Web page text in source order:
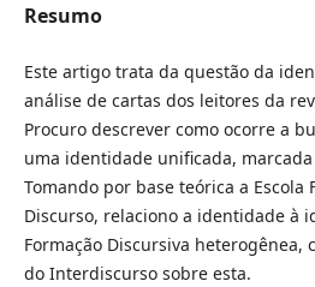
Resumo
Este artigo trata da questão da
análise de cartas dos leitores da
Procuro descrever como ocorre a
uma identidade unificada,
Tomando por base teórica a Escola
Discurso, relaciono a identidade à
Formação Discursiva heterogênea,
do Interdiscurso sobre esta.